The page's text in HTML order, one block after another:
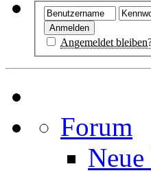
Angemeldet
Forum